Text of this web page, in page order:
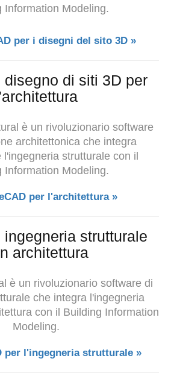
Information Modeling.
per i disegni del sito 3D »
disegno di siti 3D per
è un rivoluzionario software
architettonica che integra
l'ingegneria strutturale con il
Information Modeling.
per l'architettura »
ingegneria strutturale
architettura
è un rivoluzionario software di
che integra l'ingegneria
con il Building Information
Modeling.
per l'ingegneria strutturale »